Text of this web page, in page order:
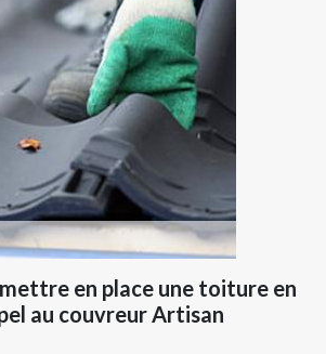
en place une toiture en
au couvreur Artisan